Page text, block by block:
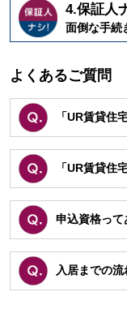
4.保証人
面倒な手続
よくあるご質問
「UR賃貸住
「UR賃貸住
申込資格って
入居までの流